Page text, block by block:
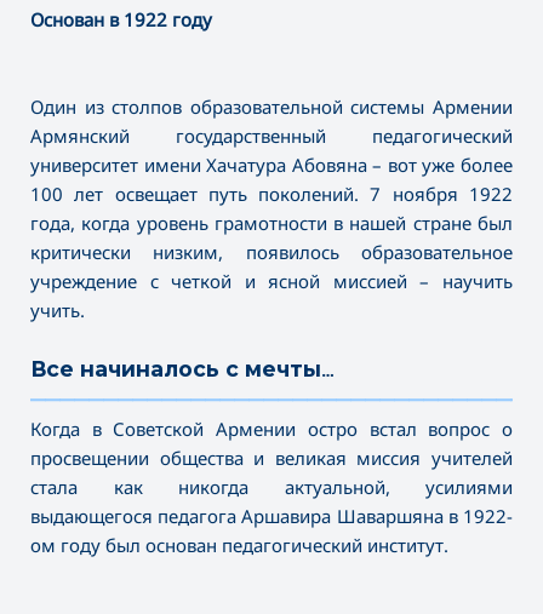
Основан в 1922 году
Один из столпов образовательной системы Армении
Армянский государственный педагогический
университет имени Хачатура Абовяна – вот уже более
100 лет освещает путь поколений. 7 ноября 1922
года, когда уровень грамотности в нашей стране был
критически низким, появилось образовательное
учреждение с четкой и ясной миссией – научить
учить.
Все начиналось с мечты…
Когда в Советской Армении остро встал вопрос о
просвещении общества и великая миссия учителей
стала как никогда актуальной, усилиями
выдающегося педагога Аршавира Шаваршяна в 1922-
ом году был основан педагогический институт.